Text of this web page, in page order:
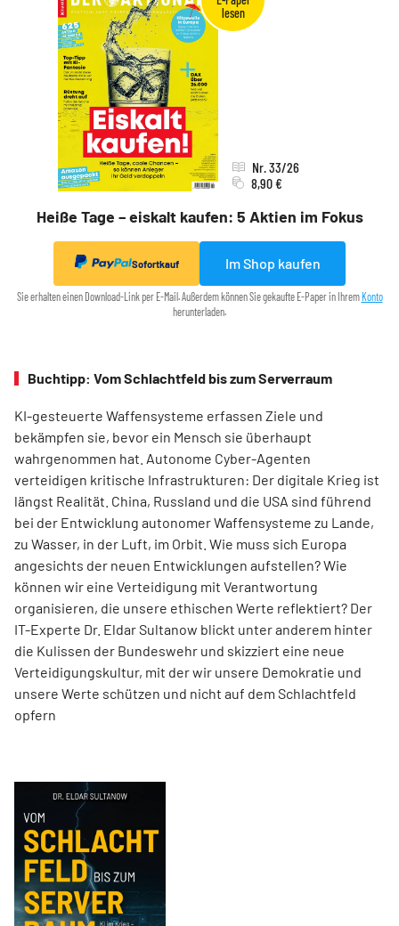
Heiße Tage – eiskalt kaufen: 5 Aktien im Fokus
Nr. 33/26
8,90 €
Sofortkauf Im Shop kaufen
Sie erhalten einen Download-Link per E-Mail. Außerdem können Sie gekaufte E-Paper in Ihrem Konto
herunterladen.
Buchtipp: Vom Schlachtfeld bis zum Serverraum
KI-gesteuerte Waffensysteme erfassen Ziele und
bekämpfen sie, bevor ein Mensch sie überhaupt
wahrgenommen hat. Autonome Cyber-Agenten
verteidigen kritische Infrastrukturen: Der digitale Krieg ist
längst Realität. China, Russland und die USA sind führend
bei der Entwicklung autonomer Waffensysteme zu Lande,
zu Wasser, in der Luft, im Orbit. Wie muss sich Europa
angesichts der neuen Entwicklungen aufstellen? Wie
können wir eine Verteidigung mit Verantwortung
organisieren, die unsere ethischen Werte reflektiert? Der
IT-Experte Dr. Eldar Sultanow blickt unter anderem hinter
die Kulissen der Bundeswehr und skizziert eine neue
Verteidigungskultur, mit der wir unsere Demokratie und
unsere Werte schützen und nicht auf dem Schlachtfeld
opfern